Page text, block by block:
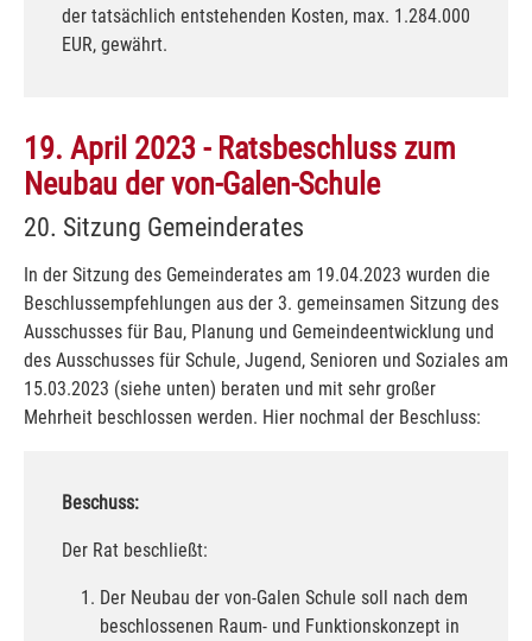
der tatsächlich entstehenden Kosten, max. 1.284.000
EUR, gewährt.
19. April 2023 - Ratsbeschluss zum
Neubau der von-Galen-Schule
20. Sitzung Gemeinderates
In der Sitzung des Gemeinderates am 19.04.2023 wurden die
Beschlussempfehlungen aus der 3. gemeinsamen Sitzung des
Ausschusses für Bau, Planung und Gemeindeentwicklung und
des Ausschusses für Schule, Jugend, Senioren und Soziales am
15.03.2023 (siehe unten) beraten und mit sehr großer
Mehrheit beschlossen werden. Hier nochmal der Beschluss:
Beschuss:
Der Rat beschließt:
Der Neubau der von-Galen Schule soll nach dem
beschlossenen Raum- und Funktionskonzept in